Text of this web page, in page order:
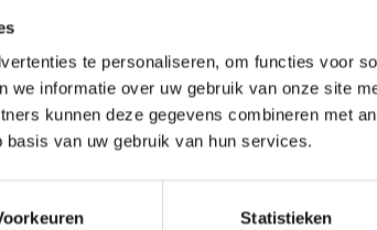
te personaliseren, om functies voor
we informatie over uw gebruik van onze site
kunnen deze gegevens combineren met
van uw gebruik van hun services.
Statistieken
Wil je een cliënt
beschermd wonen?
voor met
Aanmelden